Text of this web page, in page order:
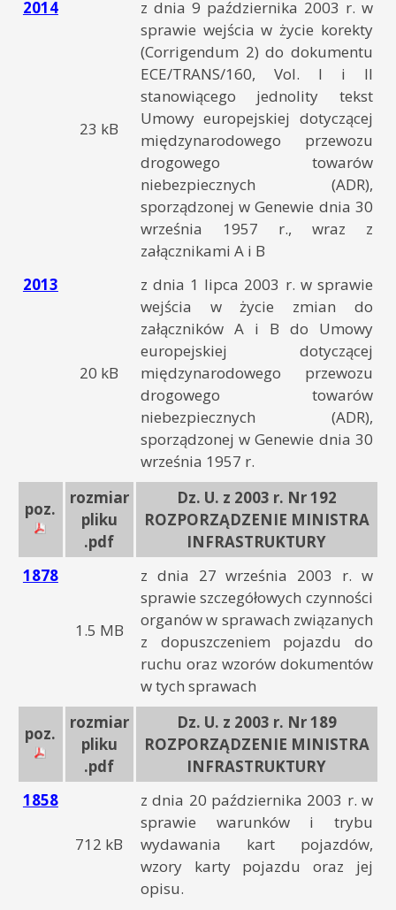
2014
23 kB
z dnia 9 października 2003 r. w
sprawie wejścia w życie korekty
(Corrigendum 2) do dokumentu
ECE/TRANS/160, Vol. I i II
stanowiącego jednolity tekst
Umowy europejskiej dotyczącej
międzynarodowego przewozu
drogowego towarów
niebezpiecznych (ADR),
sporządzonej w Genewie dnia 30
września 1957 r., wraz z
załącznikami A i B
2013
20 kB
z dnia 1 lipca 2003 r. w sprawie
wejścia w życie zmian do
załączników A i B do Umowy
europejskiej dotyczącej
międzynarodowego przewozu
drogowego towarów
niebezpiecznych (ADR),
sporządzonej w Genewie dnia 30
września 1957 r.
poz.
rozmiar
pliku
.pdf
Dz. U. z 2003 r. Nr 192
ROZPORZĄDZENIE MINISTRA
INFRASTRUKTURY
1878
1.5 MB
z dnia 27 września 2003 r. w
sprawie szczegółowych czynności
organów w sprawach związanych
z dopuszczeniem pojazdu do
ruchu oraz wzorów dokumentów
w tych sprawach
poz.
rozmiar
pliku
.pdf
Dz. U. z 2003 r. Nr 189
ROZPORZĄDZENIE MINISTRA
INFRASTRUKTURY
1858
712 kB
z dnia 20 października 2003 r. w
sprawie warunków i trybu
wydawania kart pojazdów,
wzory karty pojazdu oraz jej
opisu.